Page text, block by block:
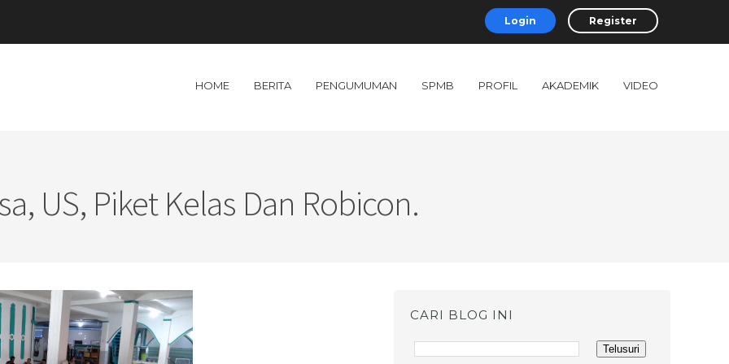
Login Register
HOME BERITA PENGUMUMAN SPMB PROFIL AKADEMIK VIDEO
US, Piket Kelas Dan Robicon.
CARI BLOG INI